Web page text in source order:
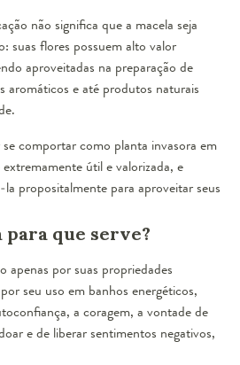
não significa que a macela seja
suas flores possuem alto valor
aproveitadas na preparação de
aromáticos e até produtos naturais
comportar como planta invasora em
útil e valorizada, e
propositalmente para aproveitar seus
para que serve?
apenas por suas propriedades
seu uso em banhos energéticos,
a coragem, a vontade de
e de liberar sentimentos negativos,